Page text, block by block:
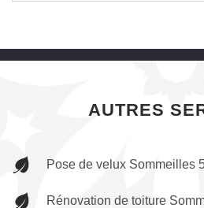
AUTRES
Pose de velux Sommeilles
Rénovation de toiture